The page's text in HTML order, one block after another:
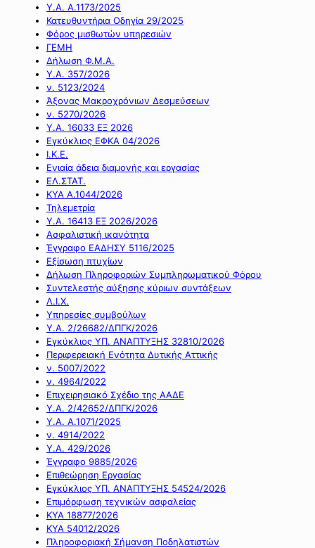
Υ.Α. Α.1173/2025
Κατευθυντήρια Οδηγία 29/2025
Φόρος μισθωτών υπηρεσιών
ΓΕΜΗ
Δήλωση Φ.Μ.Α.
Υ.Α. 357/2026
ν. 5123/2024
Άξονας Μακροχρόνιων Δεσμεύσεων
ν. 5270/2026
Υ.Α. 16033 ΕΞ 2026
Εγκύκλιος ΕΦΚΑ 04/2026
Ι.Κ.Ε.
Ενιαία άδεια διαμονής και εργασίας
ΕΛ.ΣΤΑΤ.
ΚΥΑ Α.1044/2026
Τηλεμετρία
Υ.Α. 16413 ΕΞ 2026/2026
Ασφαλιστική ικανότητα
Έγγραφο ΕΑΔΗΣΥ 5116/2025
Εξίσωση πτυχίων
Δήλωση Πληροφοριών Συμπληρωματικού Φόρου
Συντελεστής αύξησης κύριων συντάξεων
Λ.Ι.Χ.
Υπηρεσίες συμβούλων
Υ.Α. 2/26682/ΔΠΓΚ/2026
Εγκύκλιος ΥΠ. ΑΝΑΠΤΥΞΗΣ 32810/2026
Περιφερειακή Ενότητα Δυτικής Αττικής
ν. 5007/2022
ν. 4964/2022
Επιχειρησιακό Σχέδιο της ΑΑΔΕ
Υ.Α. 2/42652/ΔΠΓΚ/2026
Υ.Α. Α.1071/2025
ν. 4914/2022
Υ.Α. 429/2026
Έγγραφο 9885/2026
Επιθεώρηση Εργασίας
Εγκύκλιος ΥΠ. ΑΝΑΠΤΥΞΗΣ 54524/2026
Επιμόρφωση τεχνικών ασφαλείας
ΚΥΑ 18877/2026
ΚΥΑ 54012/2026
Πληροφοριακή Σήμανση Ποδηλατιστών